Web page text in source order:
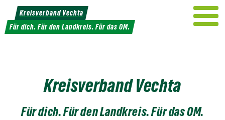
Weiter
zum
Inhalt
Kreisverband Vechta
Für dich. Für den Landkreis. Für das OM.
Kreisverband Vechta
Für dich. Für den Landkreis. Für das OM.